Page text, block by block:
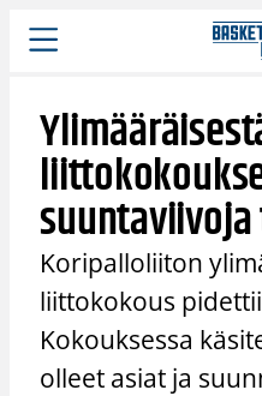
Siirry
sisältöön
Koripalloliiton
liittokokous
Kokouksessa
olleet asiat ja